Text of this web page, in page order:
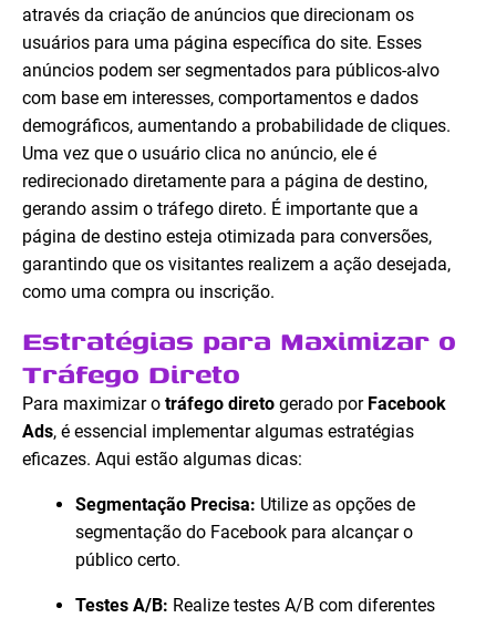
através da criação de anúncios que direcionam os
usuários para uma página específica do site. Esses
anúncios podem ser segmentados para públicos-alvo
com base em interesses, comportamentos e dados
demográficos, aumentando a probabilidade de cliques.
Uma vez que o usuário clica no anúncio, ele é
redirecionado diretamente para a página de destino,
gerando assim o tráfego direto. É importante que a
página de destino esteja otimizada para conversões,
garantindo que os visitantes realizem a ação desejada,
como uma compra ou inscrição.
Estratégias para Maximizar o
Tráfego Direto
Para maximizar o tráfego direto gerado por Facebook
Ads, é essencial implementar algumas estratégias
eficazes. Aqui estão algumas dicas:
Segmentação Precisa: Utilize as opções de
segmentação do Facebook para alcançar o
público certo.
Testes A/B: Realize testes A/B com diferentes